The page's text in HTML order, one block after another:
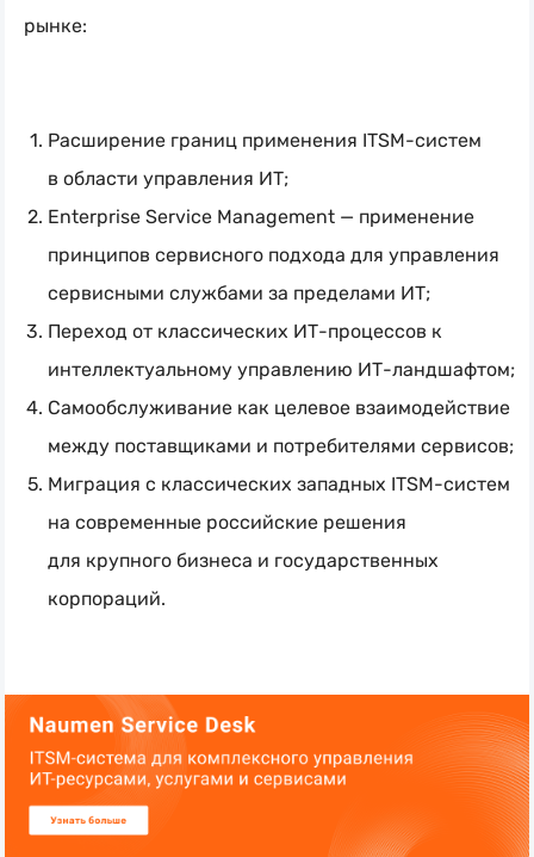
рынке:
Расширение границ применения ITSM-систем
в области управления ИТ;
Enterprise Service Management — применение
принципов сервисного подхода для управления
сервисными службами за пределами ИТ;
Переход от классических ИТ-процессов к
интеллектуальному управлению ИТ-ландшафтом;
Самообслуживание как целевое взаимодействие
между поставщиками и потребителями сервисов;
Миграция с классических западных ITSM-систем
на современные российские решения
для крупного бизнеса и государственных
корпораций.